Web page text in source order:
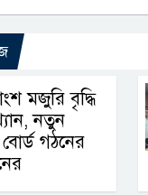
মজুরি বৃদ্ধি
নতুন
গঠনের